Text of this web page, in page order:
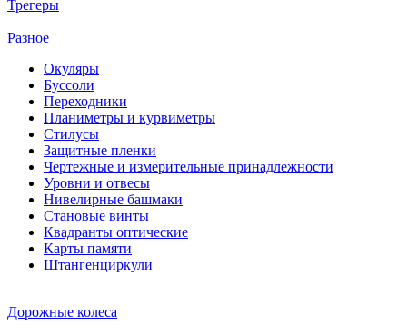
Трегеры
Разное
Окуляры
Буссоли
Переходники
Планиметры и курвиметры
Стилусы
Защитные пленки
Чертежные и измерительные принадлежности
Уровни и отвесы
Нивелирные башмаки
Становые винты
Квадранты оптические
Карты памяти
Штангенциркули
Дорожные колеса